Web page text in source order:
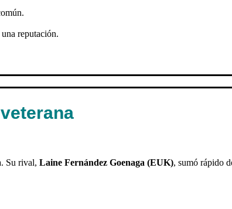
reputación.
Su rival, Laine Fernández Goenaga (EUK), sumó rápido